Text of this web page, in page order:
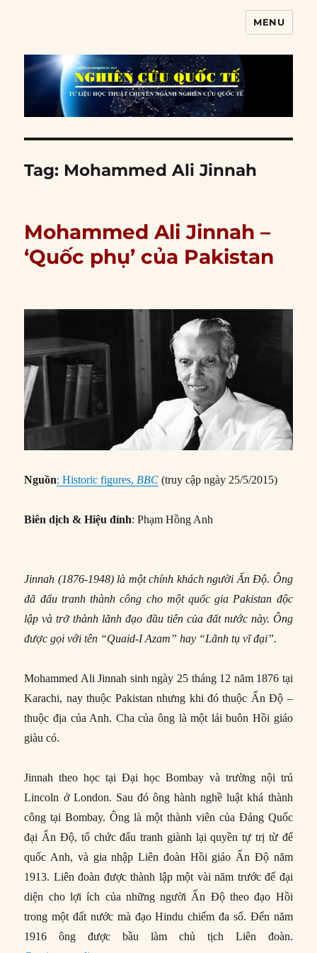
MENU
Tag: Mohammed Ali Jinnah
Mohammed Ali Jinnah –
‘Quốc phụ’ của Pakistan
Nguồn: Historic figures, BBC (truy cập ngày 25/5/2015)
Biên dịch & Hiệu đính: Phạm Hồng Anh
Jinnah (1876-1948) là một chính khách người Ấn Độ. Ông
đã đấu tranh thành công cho một quốc gia Pakistan độc
lập và trở thành lãnh đạo đầu tiên của đất nước này. Ông
được gọi với tên “Quaid-I Azam” hay “Lãnh tụ vĩ đại”.
Mohammed Ali Jinnah sinh ngày 25 tháng 12 năm 1876 tại
Karachi, nay thuộc Pakistan nhưng khi đó thuộc Ấn Độ –
thuộc địa của Anh. Cha của ông là một lái buôn Hồi giáo
giàu có.
Jinnah theo học tại Đại học Bombay và trường nội trú
Lincoln ở London. Sau đó ông hành nghề luật khá thành
công tại Bombay. Ông là một thành viên của Đảng Quốc
đại Ấn Độ, tổ chức đấu tranh giành lại quyền tự trị từ đế
quốc Anh, và gia nhập Liên đoàn Hồi giáo Ấn Độ năm
1913. Liên đoàn được thành lập một vài năm trước để đại
diện cho lợi ích của những người Ấn Độ theo đạo Hồi
trong một đất nước mà đạo Hindu chiếm đa số. Đến năm
1916 ông được bầu làm chủ tịch Liên đoàn.